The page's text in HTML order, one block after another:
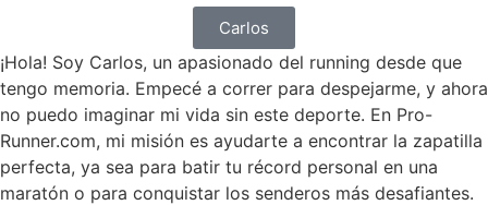
Carlos
¡Hola! Soy Carlos, un apasionado del running desde que
tengo memoria. Empecé a correr para despejarme, y ahora
no puedo imaginar mi vida sin este deporte. En Pro-
Runner.com, mi misión es ayudarte a encontrar la zapatilla
perfecta, ya sea para batir tu récord personal en una
maratón o para conquistar los senderos más desafiantes.